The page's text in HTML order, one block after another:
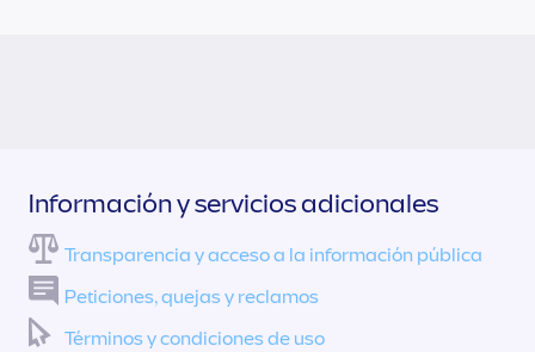
Información y servicios adicionales
Transparencia y acceso a la información pública
Peticiones, quejas y reclamos
Términos y condiciones de uso